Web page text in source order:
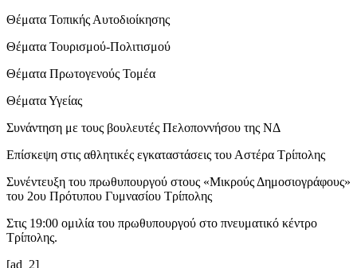
Θέματα Τοπικής Αυτοδιοίκησης
Θέματα Τουρισμού-Πολιτισμού
Θέματα Πρωτογενούς Τομέα
Θέματα Υγείας
Συνάντηση με τους βουλευτές Πελοποννήσου της ΝΔ
Επίσκεψη στις αθλητικές εγκαταστάσεις του Αστέρα Τρίπολης
Συνέντευξη του πρωθυπουργού στους «Μικρούς Δημοσιογράφους»
του 2ου Πρότυπου Γυμνασίου Τρίπολης
Στις 19:00 ομιλία του πρωθυπουργού στο πνευματικό κέντρο
Τρίπολης.
[ad_2]